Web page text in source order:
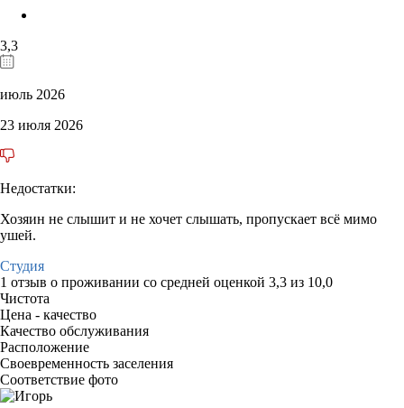
3,3
июль 2026
23 июля 2026
Недостатки:
Хозяин не слышит и не хочет слышать, пропускает всё мимо
ушей.
Студия
1 отзыв о проживании со средней оценкой 3,3 из 10,0
Чистота
Цена - качество
Качество обслуживания
Расположение
Своевременность заселения
Соответствие фото